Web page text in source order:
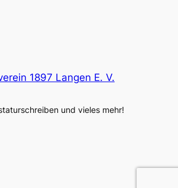
1897 Langen E. V.
und vieles mehr!